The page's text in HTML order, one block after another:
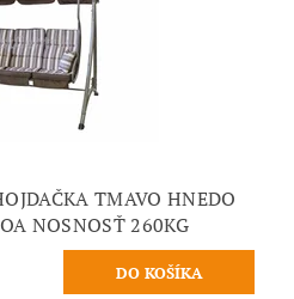
TMAVO HNEDO
NOSNOSŤ 260KG